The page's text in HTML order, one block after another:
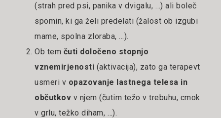
(strah pred psi, panika v dvigalu, …) ali boleč
spomin, ki ga želi predelati (žalost ob izgubi
mame, spolna zloraba, …).
Ob tem čuti določeno stopnjo
vznemirjenosti (aktivacija), zato ga terapevt
usmeri v opazovanje lastnega telesa in
občutkov v njem (čutim težo v trebuhu, cmok
v grlu, težko diham, …).